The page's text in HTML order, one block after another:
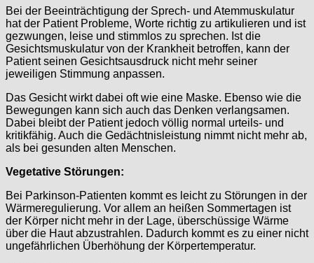
Bei der Beeinträchtigung der Sprech- und Atemmuskulatur
hat der Patient Probleme, Worte richtig zu artikulieren und ist
gezwungen, leise und stimmlos zu sprechen. Ist die
Gesichtsmuskulatur von der Krankheit betroffen, kann der
Patient seinen Gesichtsausdruck nicht mehr seiner
jeweiligen Stimmung anpassen.
Das Gesicht wirkt dabei oft wie eine Maske. Ebenso wie die
Bewegungen kann sich auch das Denken verlangsamen.
Dabei bleibt der Patient jedoch völlig normal urteils- und
kritikfähig. Auch die Gedächtnisleistung nimmt nicht mehr ab,
als bei gesunden alten Menschen.
Vegetative Störungen:
Bei Parkinson-Patienten kommt es leicht zu Störungen in der
Wärmeregulierung. Vor allem an heißen Sommertagen ist
der Körper nicht mehr in der Lage, überschüssige Wärme
über die Haut abzustrahlen. Dadurch kommt es zu einer nicht
ungefährlichen Überhöhung der Körpertemperatur.